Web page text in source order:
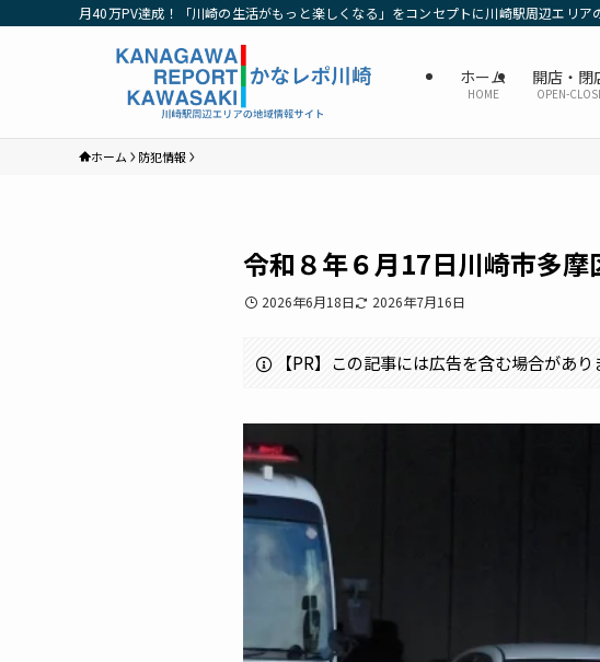
月40万PV達成！「川崎の生活がもっと楽しくなる」をコンセプトに川崎駅周辺エリア
ホーム
HOME
開店・閉
OPEN-
ホーム 防犯情報
令和８年６月17日川崎市多
2026年6月18日 2026年7月16日
【PR】この記事には広告を含む場合があり